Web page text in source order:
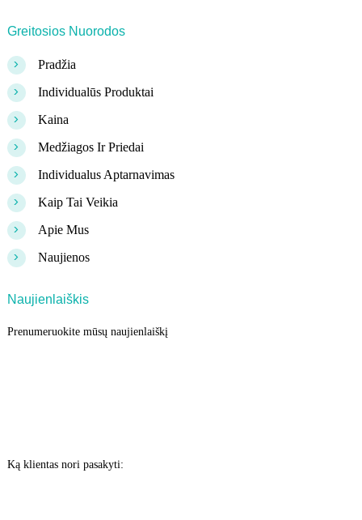
Greitosios Nuorodos
> Pradžia
> Individualūs Produktai
> Kaina
> Medžiagos Ir Priedai
> Individualus Aptarnavimas
> Kaip Tai Veikia
> Apie Mus
> Naujienos
Naujienlaiškis
Prenumeruokite mūsų naujienlaiškį
Ką klientas nori pasakyti: